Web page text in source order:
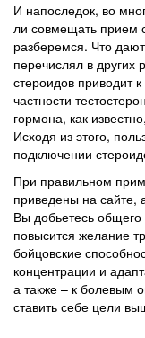
И напоследок, во
ли совмещать прием
разберемся. Что
перечислял в
стероидов приводит
частности
гормона, как
Исходя из этого,
подключении
При правильном
приведены на сайте,
Вы добьетесь общего
повысится желание
бойцовские
концентрации и
а также – к болевым
ставить себе цели